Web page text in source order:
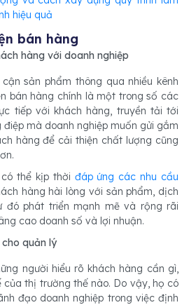
hiệu quả
bán hàng
hàng với doanh nghiệp
sản phẩm thông qua nhiều kênh
bán hàng chính là một trong số các
tiếp với khách hàng, truyền tải tới
điệp mà doanh nghiệp muốn gửi gắm
hàng để cải thiện chất lượng cũng
thể kịp thời đáp ứng các nhu cầu
hàng hài lòng với sản phẩm, dịch
đó phát triển mạnh mẽ và rộng rãi
cao doanh số và lợi nhuận.
quản lý
người hiểu rõ khách hàng cần gì,
của thị trường thế nào. Do vậy, họ có
đạo doanh nghiệp trong việc định